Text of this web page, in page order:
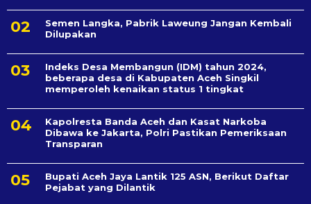
Semen Langka, Pabrik Laweung Jangan Kembali
Dilupakan
Indeks Desa Membangun (IDM) tahun 2024,
beberapa desa di Kabupaten Aceh Singkil
memperoleh kenaikan status 1 tingkat
Kapolresta Banda Aceh dan Kasat Narkoba
Dibawa ke Jakarta, Polri Pastikan Pemeriksaan
Transparan
Bupati Aceh Jaya Lantik 125 ASN, Berikut Daftar
Pejabat yang Dilantik